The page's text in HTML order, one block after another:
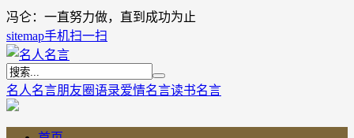
冯仑：一直努力做，直到成功为止
sitemap手机扫一扫
名人名言朋友圈语录爱情名言读书名言